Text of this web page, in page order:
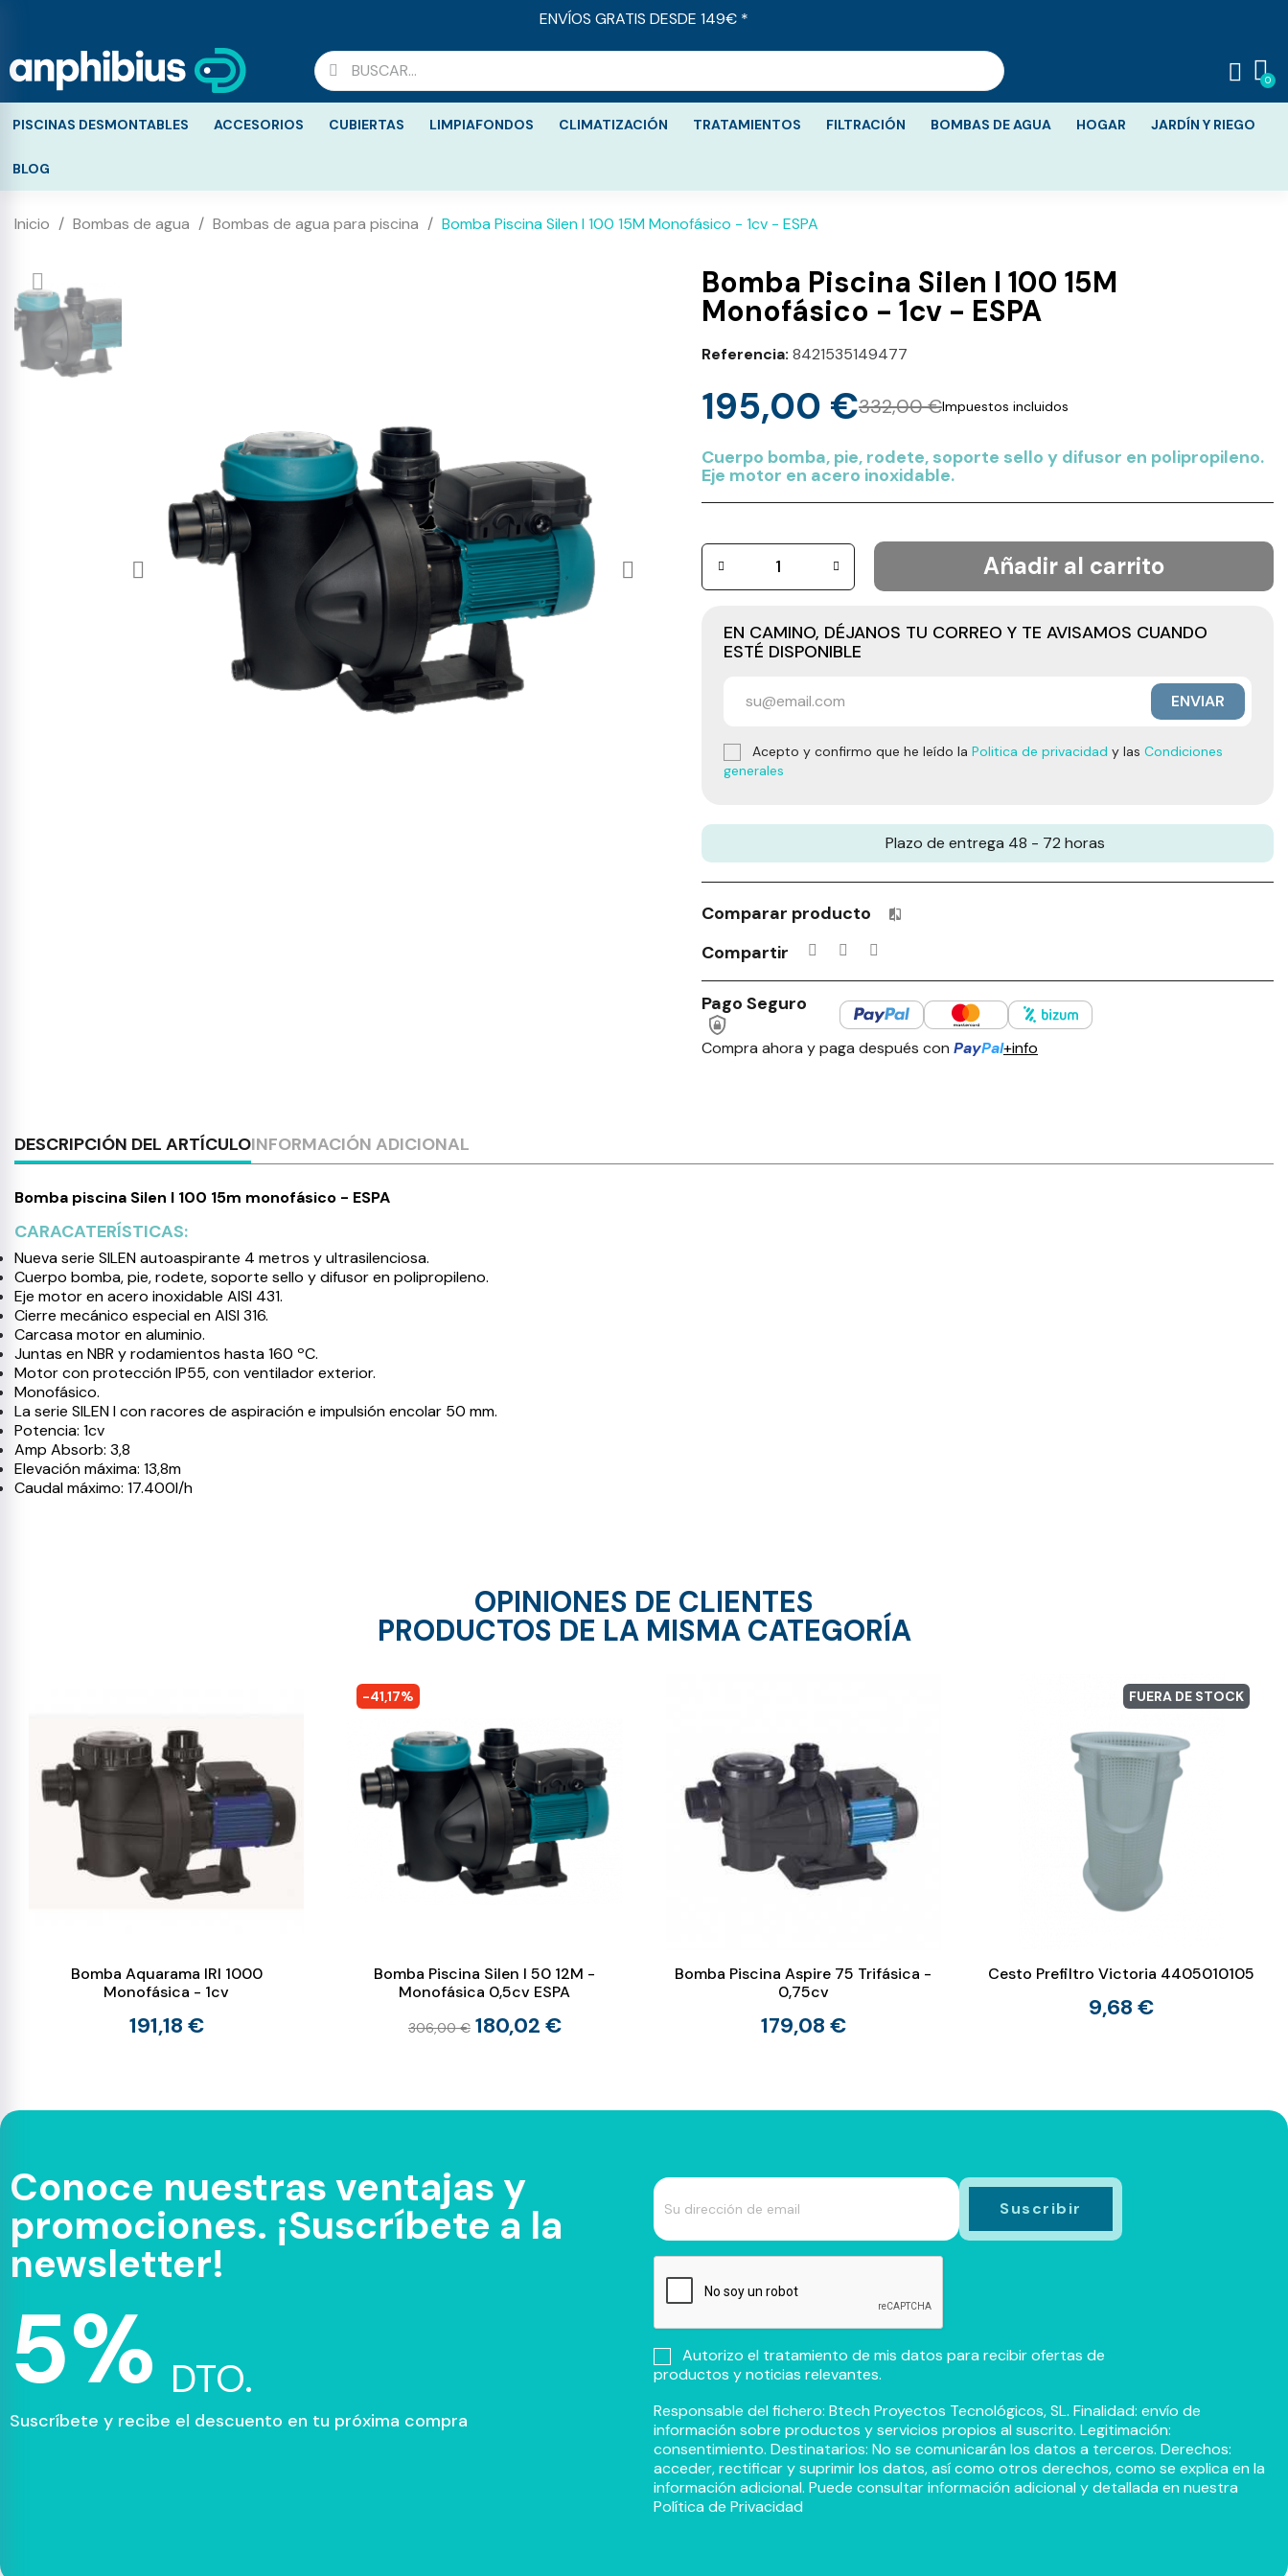
ENVÍOS GRATIS DESDE 149€ *
PISCINAS DESMONTABLES ACCESORIOS CUBIERTAS LIMPIAFONDOS CLIMATIZACIÓN TRATAMIENTOS FILTRACIÓN BOMBAS DE AGUA HOGAR JARDÍN Y RIEGO
BLOG
Inicio Bombas de agua Bombas de agua para piscina Bomba Piscina Silen I 100 15M Monofásico - 1cv - ESPA
Bomba Piscina Silen I 100 15M
Monofásico - 1cv - ESPA
Referencia 8421535149477
332,00 €
195,00 € Impuestos incluidos
Cuerpo bomba, pie, rodete, soporte sello y difusor en polipropileno.
Eje motor en acero inoxidable.
Añadir al carrito
EN CAMINO, DÉJANOS TU CORREO Y TE AVISAMOS CUANDO
ESTÉ DISPONIBLE
ENVIAR
Acepto y confirmo que he leído la Politica de privacidad y las Condiciones
generales
Plazo de entrega 48 - 72 horas
Comparar producto Productos incluidos en tu lista de comparación: 0 / 4
Compartir
Pago Seguro
Compra ahora y paga después con PayPal+info
DESCRIPCIÓN DEL ARTÍCULOINFORMACIÓN ADICIONAL
Bomba piscina Silen I 100 15m monofásico - ESPA
CARACATERÍSTICAS:
Nueva serie SILEN autoaspirante 4 metros y ultrasilenciosa.
Cuerpo bomba, pie, rodete, soporte sello y difusor en polipropileno.
Eje motor en acero inoxidable AISI 431.
Cierre mecánico especial en AISI 316.
Carcasa motor en aluminio.
Juntas en NBR y rodamientos hasta 160 ºC.
Motor con protección IP55, con ventilador exterior.
Monofásico.
La serie SILEN I con racores de aspiración e impulsión encolar 50 mm.
Potencia: 1cv
Amp Absorb: 3,8
Elevación máxima: 13,8m
Caudal máximo: 17.400l/h
OPINIONES DE CLIENTES
PRODUCTOS DE LA MISMA CATEGORÍA
Bomba Aquarama IRI 1000
Monofásica - 1cv
191,18 €
-41,17%
Bomba Piscina Silen I 50 12M -
Monofásica 0,5cv ESPA
306,00 € 180,02 €
Bomba Piscina Aspire 75 Trifásica -
0,75cv
179,08 €
FUERA DE STOCK
Cesto Prefiltro Victoria 4405010105
9,68 €
Conoce nuestras ventajas y
promociones. ¡Suscríbete a la
newsletter!
5% DTO.
Suscríbete y recibe el descuento en tu próxima compra
Autorizo el tratamiento de mis datos para recibir ofertas de
productos y noticias relevantes.
Responsable del fichero: Btech Proyectos Tecnológicos, SL. Finalidad: envío de
información sobre productos y servicios propios al suscrito. Legitimación:
consentimiento. Destinatarios: No se comunicarán los datos a terceros. Derechos:
acceder, rectificar y suprimir los datos, así como otros derechos, como se explica en la
información adicional. Puede consultar información adicional y detallada en nuestra
Política de Privacidad